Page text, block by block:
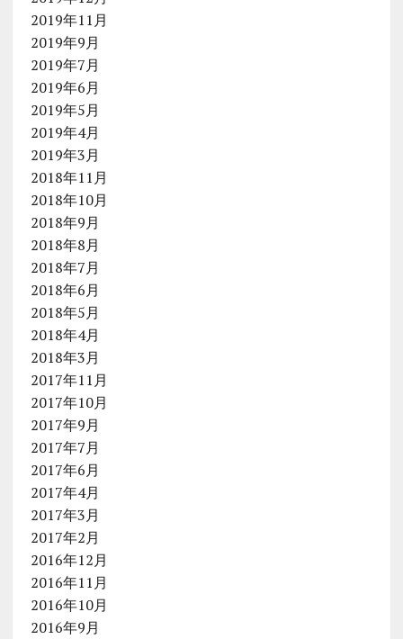
2019年11月
2019年9月
2019年7月
2019年6月
2019年5月
2019年4月
2019年3月
2018年11月
2018年10月
2018年9月
2018年8月
2018年7月
2018年6月
2018年5月
2018年4月
2018年3月
2017年11月
2017年10月
2017年9月
2017年7月
2017年6月
2017年4月
2017年3月
2017年2月
2016年12月
2016年11月
2016年10月
2016年9月